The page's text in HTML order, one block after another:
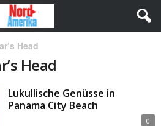
Head
Head
Lukullische Genüsse in
Panama City Beach
0